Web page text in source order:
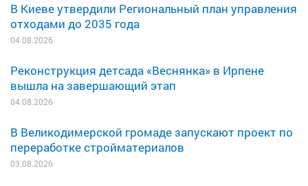
В Киеве утвердили Региональный план управления
отходами до 2035 года
04.08.2026
Реконструкция детсада «Веснянка» в Ирпене
вышла на завершающий этап
04.08.2026
В Великодимерской громаде запускают проект по
переработке стройматериалов
03.08.2026